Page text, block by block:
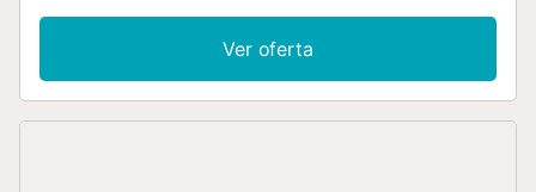
ideal para poder disfrutar de las diferentes zonas del jardín
típico de la costa mediterránea. Situada en una pequeña
colina, frente al mar, en una zona residencial muy tranquila
y no muy concurrida. Consideramos que es esencial venir
Ver oferta